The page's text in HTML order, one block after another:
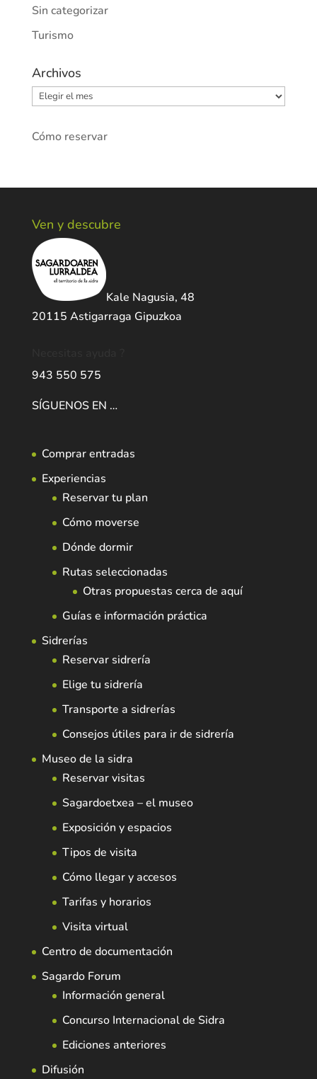
Sin categorizar
Turismo
Archivos
Archivos
Cómo reservar
Ven y descubre
Kale Nagusia, 48
20115 Astigarraga Gipuzkoa
943 550 575
SÍGUENOS EN …
Comprar entradas
Experiencias
Reservar tu plan
Cómo moverse
Dónde dormir
Rutas seleccionadas
Otras propuestas cerca de aquí
Guías e información práctica
Sidrerías
Reservar sidrería
Elige tu sidrería
Transporte a sidrerías
Consejos útiles para ir de sidrería
Museo de la sidra
Reservar visitas
Sagardoetxea – el museo
Exposición y espacios
Tipos de visita
Cómo llegar y accesos
Tarifas y horarios
Visita virtual
Centro de documentación
Sagardo Forum
Información general
Concurso Internacional de Sidra
Ediciones anteriores
Difusión